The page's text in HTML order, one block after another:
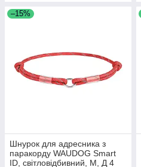
–15%
Шнурок для адресника з
паракорду WAUDOG Smart
ID, світловідбивний, M, Д 4